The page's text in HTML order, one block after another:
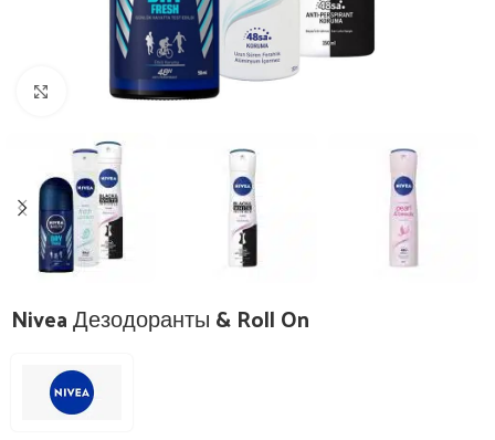
Нажмите, чтобы увеличить
Nivea Дезодоранты & Roll On